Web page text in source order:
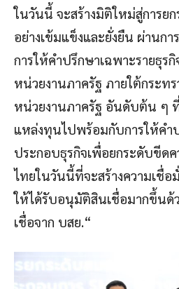
ในวันนี้ จะสร้างมิติใหม่สู่การย
อย่างเข้มแข็งและยั่งยืน ผ่านก
การให้คำปรึกษาเฉพาะรายธุร
หน่วยงานภาครัฐ ภายใต้กระทร
หน่วยงานภาครัฐ อันดับต้น ๆ ที่
แหล่งทุนไปพร้อมกับการให้คำป
ประกอบธุรกิจเพื่อยกระดับขีดค
ไทยในวันนี้ที่จะสร้างความเชื่
ให้ได้รับอนุมัติสินเชื่อมากขึ้นด้
เชื่อจาก บสย.“